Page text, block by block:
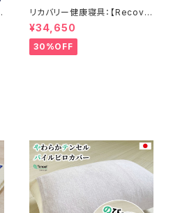
リカバリー健康寝具：【Recove
rion】リカバリオン・オールシー
ズンケット（薄掛け布団）＜プラ
ウシオン加工＞150×210cm
¥34,650
30%OFF